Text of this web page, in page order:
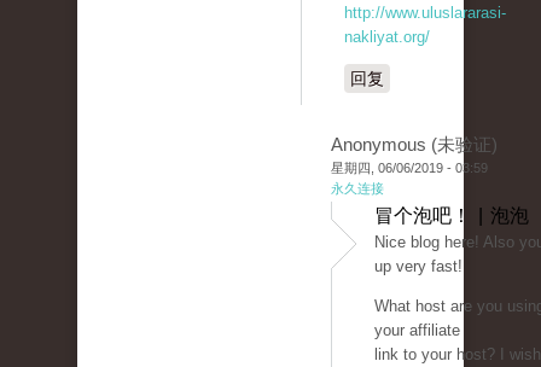
http://www.uluslararasi-
nakliyat.org/
回复
Anonymous (未验证)
星期四, 06/06/2019 - 03:59
永久连接
冒个泡吧！ | 泡泡
Nice blog here! Also
up very fast!
What host are you
your affiliate
link to your host? I